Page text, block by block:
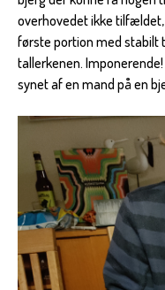
overhovedet ikke
første portion med stabilt
tallerkenen.
synet af en mand på en